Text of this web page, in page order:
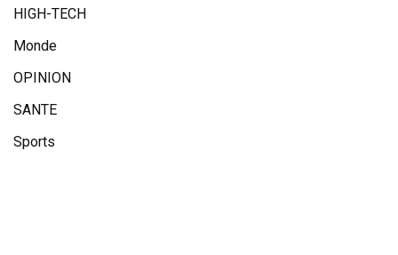
HIGH-TECH
Monde
OPINION
SANTE
Sports